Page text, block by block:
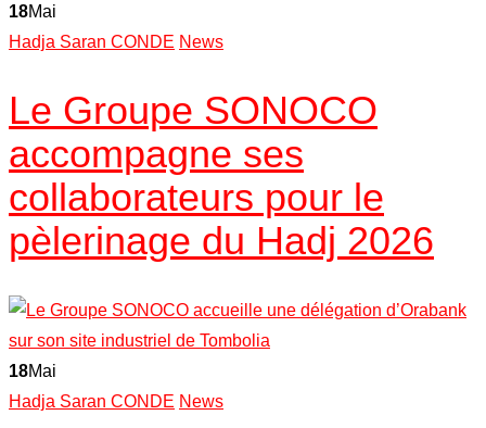
18Mai
Hadja Saran CONDE News
Le Groupe SONOCO
accompagne ses
collaborateurs pour le
pèlerinage du Hadj 2026
18Mai
Hadja Saran CONDE News